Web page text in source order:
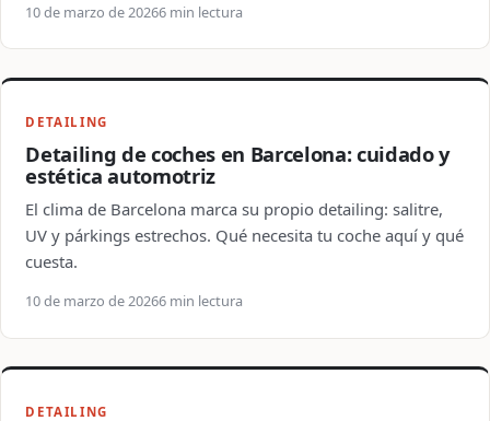
10 de marzo de 20266 min lectura
DETAILING
Detailing de coches en Barcelona: cuidado y
estética automotriz
El clima de Barcelona marca su propio detailing: salitre,
UV y párkings estrechos. Qué necesita tu coche aquí y qué
cuesta.
10 de marzo de 20266 min lectura
DETAILING